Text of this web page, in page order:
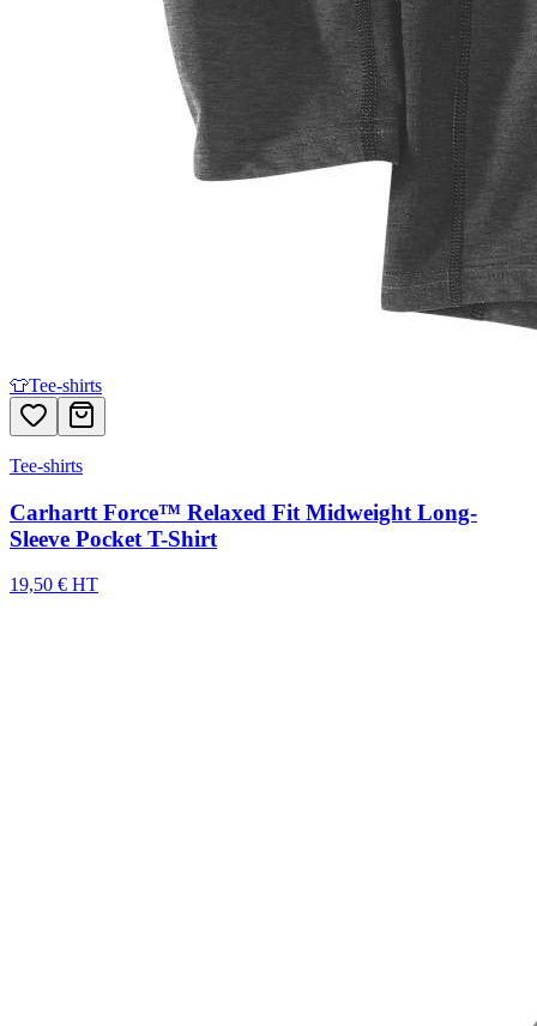
👕Tee-shirts
Tee-shirts
Carhartt Force™ Relaxed Fit Midweight Long-
Sleeve Pocket T-Shirt
19,50 € HT